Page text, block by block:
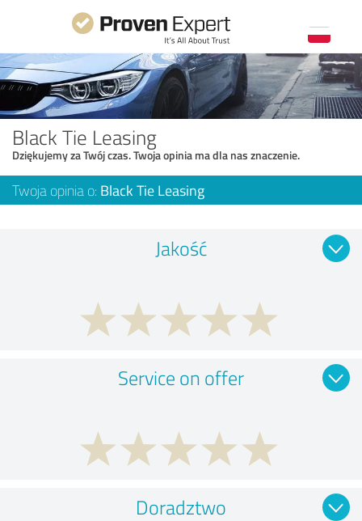
Black Tie Leasing
Dziękujemy za Twój czas. Twoja opinia ma dla nas znaczenie.
Twoja opinia o: Black Tie Leasing
Jakość
Service on offer
Doradztwo